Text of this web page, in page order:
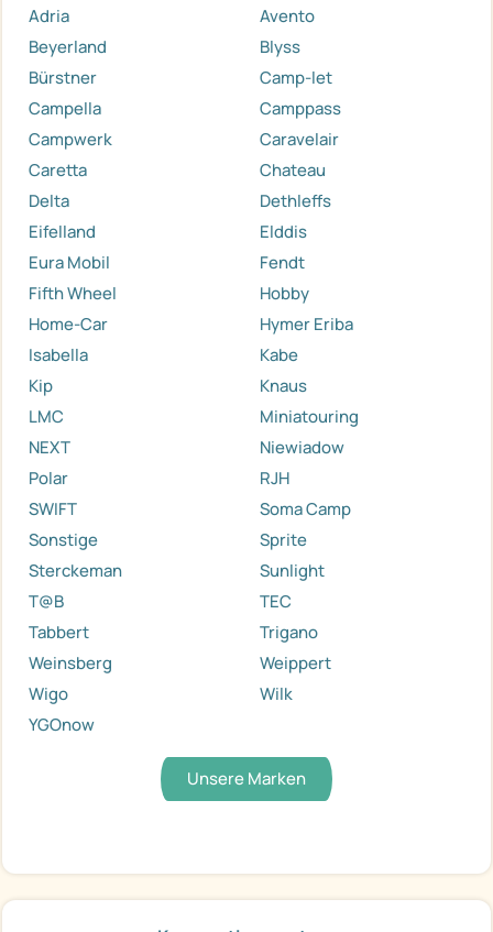
Adria
Avento
Beyerland
Blyss
Bürstner
Camp-let
Campella
Camppass
Campwerk
Caravelair
Caretta
Chateau
Delta
Dethleffs
Eifelland
Elddis
Eura Mobil
Fendt
Fifth Wheel
Hobby
Home-Car
Hymer Eriba
Isabella
Kabe
Kip
Knaus
LMC
Miniatouring
NEXT
Niewiadow
Polar
RJH
SWIFT
Soma Camp
Sonstige
Sprite
Sterckeman
Sunlight
T@B
TEC
Tabbert
Trigano
Weinsberg
Weippert
Wigo
Wilk
YGOnow
Unsere Marken